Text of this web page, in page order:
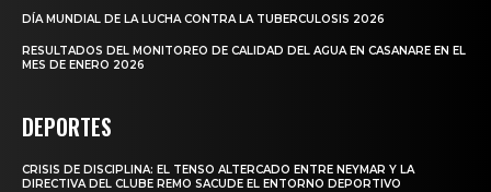
DÍA MUNDIAL DE LA LUCHA CONTRA LA TUBERCULOSIS 2026
RESULTADOS DEL MONITOREO DE CALIDAD DEL AGUA EN CASANARE EN EL
MES DE ENERO 2026
DEPORTES
CRISIS DE DISCIPLINA: EL TENSO ALTERCADO ENTRE NEYMAR Y LA
DIRECTIVA DEL CLUBE REMO SACUDE EL ENTORNO DEPORTIVO